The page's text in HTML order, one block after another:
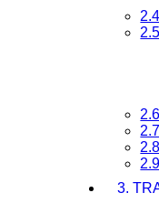
3.